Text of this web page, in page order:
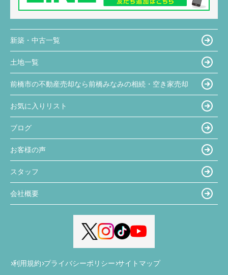
新築・中古一覧
土地一覧
前橋市の不動産売却なら前橋みなみの相続・空き家売却
お気に入りリスト
ブログ
お客様の声
スタッフ
会社概要
利用規約 プライバシーポリシー サイトマップ